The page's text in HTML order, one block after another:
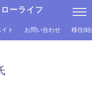
ーライフ
ト お問い合わせ 移住/